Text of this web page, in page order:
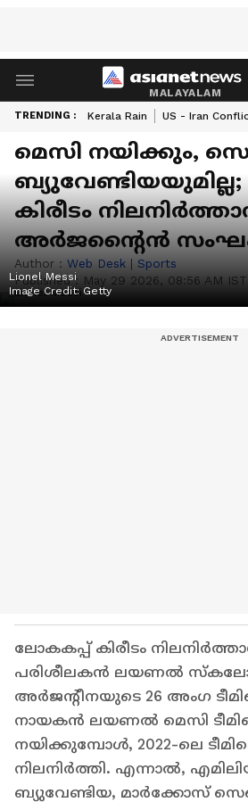
MALAYALAM
TRENDING : Kerala Rain US - Iran
മെസി നയിക്കും,
കിരീടം
അര്‍ജന്റൈന്‍ സംഘം
Author : Web Desk | Sports
Published : May 29 2026, 08:56 AM IST
Lionel Messi
Image Credit: Getty
ലോകകപ്പ് കിരീടം
പരിശീലകൻ ലയണൽ
അർജന്റീനയുടെ 26 അംഗ
നായകൻ ലയണൽ മെസി
നയിക്കുമ്പോൾ, 2022-ലെ
നിലനിർത്തി. എന്നാൽ,
ബ്യുവേണ്ടിയ, മാർക്കോസ്